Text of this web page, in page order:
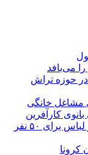
می‌بافد
در حوزه تراش
مشاغل خانگی
کارآفرین
روایت بانوی کارآفرینی که در حوزه مد و لباس برای ۵۰ نفر
کرونا